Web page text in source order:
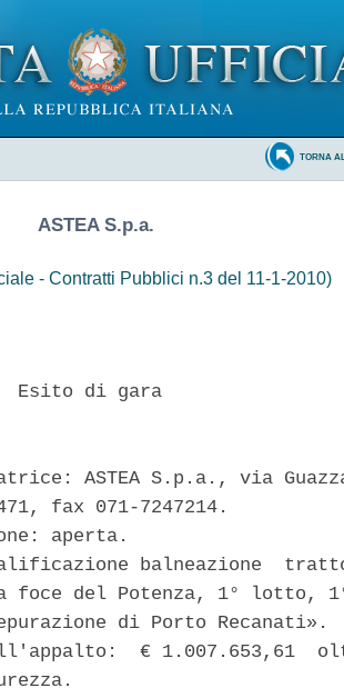
TORNA
ASTEA S.p.a.
- Contratti Pubblici n.3 del 11-1-2010)
Esito di gara
ASTEA S.p.a., via
fax 071-7247214.
aperta.
balneazione
foce del Potenza, 1° lotto,
di Porto Recanati».
€ 1.007.653,61